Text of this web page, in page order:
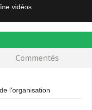
vidéos
Commentés
l’organisation